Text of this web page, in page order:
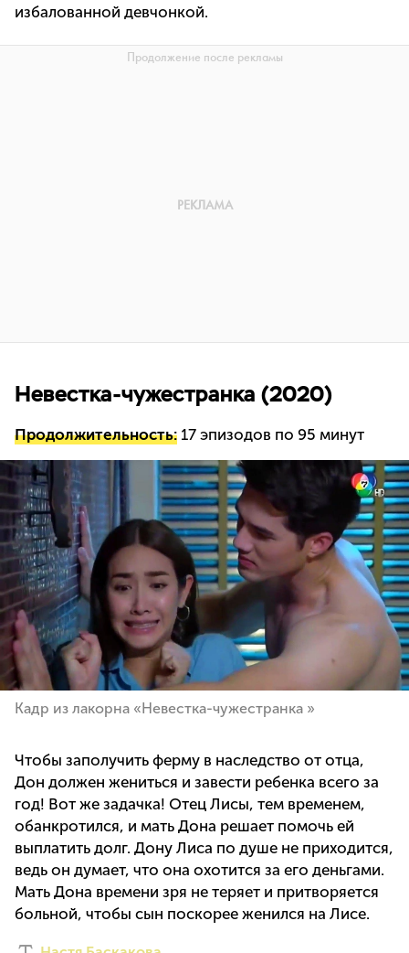
избалованной девчонкой.
Невестка-чужестранка (2020)
Продолжительность: 17 эпизодов по 95 минут
Кадр из лакорна «Невестка-чужестранка »
Чтобы заполучить ферму в наследство от отца,
Дон должен жениться и завести ребенка всего за
год! Вот же задачка! Отец Лисы, тем временем,
обанкротился, и мать Дона решает помочь ей
выплатить долг. Дону Лиса по душе не приходится,
ведь он думает, что она охотится за его деньгами.
Мать Дона времени зря не теряет и притворяется
больной, чтобы сын поскорее женился на Лисе.